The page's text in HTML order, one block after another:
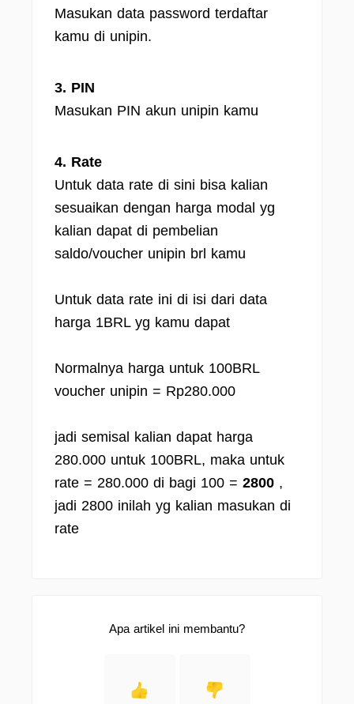
Masukan data password terdaftar
kamu di unipin.
3. PIN
Masukan PIN akun unipin kamu
4. Rate
Untuk data rate di sini bisa kalian
sesuaikan dengan harga modal yg
kalian dapat di pembelian
saldo/voucher unipin brl kamu
Untuk data rate ini di isi dari data
harga 1BRL yg kamu dapat
Normalnya harga untuk 100BRL
voucher unipin = Rp280.000
jadi semisal kalian dapat harga
280.000 untuk 100BRL, maka untuk
rate = 280.000 di bagi 100 = 2800 ,
jadi 2800 inilah yg kalian masukan di
rate
Apa artikel ini membantu?